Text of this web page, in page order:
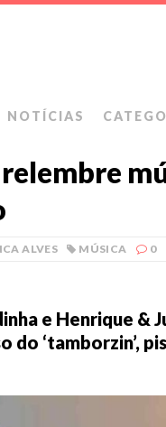
NOTÍCIAS
ALVES MÚSICA 0
e Henrique &
do ‘tamborzin’,